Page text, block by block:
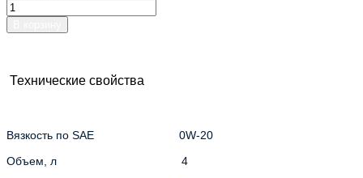
Технические свойства
Вязкость по SAE
0W-20
Объем, л
4